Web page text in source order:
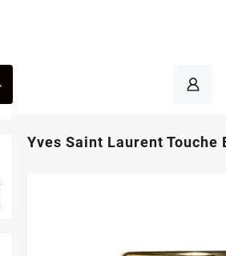
Yves Saint Laurent Touche